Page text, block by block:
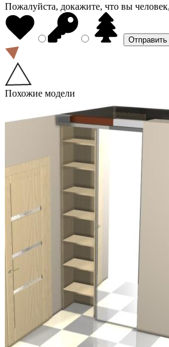
Пожалуйста, докажите, что вы
Похожие модели